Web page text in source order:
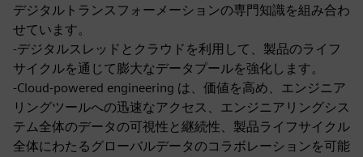
デジタルトランスフォーメーションの専門知識を組み合わ
せています。
-デジタルスレッドとクラウドを利用して、製品のライフ
サイクルを通じて膨大なデータプールを強化します。
-Cloud-powered engineering は、価値を高め、エンジニア
リングツールへの迅速なアクセス、エンジニアリングシス
テム全体のデータの可視性と継続性、製品ライフサイクル
全体にわたるグローバルデータのコラボレーションを可能